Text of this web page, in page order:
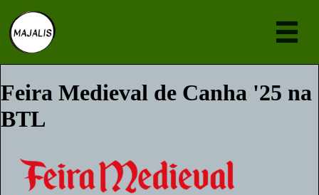
Feira Medieval de Canha '25 na
BTL